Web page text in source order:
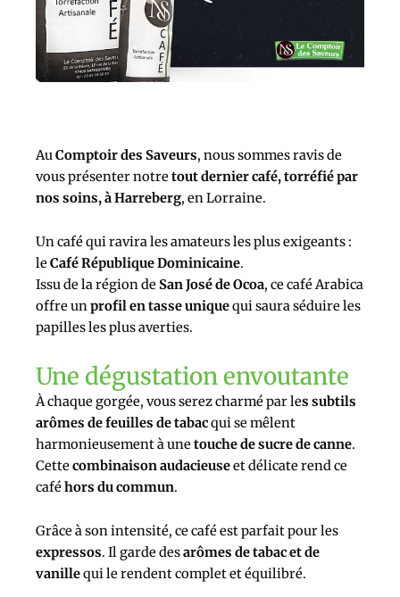
AuComptoir des Saveurs, nous sommes ravis de
vous présenter notretout dernier café, torréfié par
nos soins, à Harreberg, en Lorraine.
Un café qui ravira les amateurs les plus exigeants :
leCafé République Dominicaine.
Issu de la région deSan José de Ocoa, ce café Arabica
offre unprofil en tasse uniquequi saura séduire les
papilles les plus averties.
Une dégustation envoutante
À chaque gorgée, vous serez charmé par les subtils
arômes de feuilles de tabacqui se mêlent
harmonieusement à unetouche de sucre de canne.
Cettecombinaison audacieuseet délicate rend ce
caféhors du commun.
Grâce à son intensité, ce café est parfait pour les
expressos. Il garde desarômes de tabac et de
vanillequi le rendent complet et équilibré.